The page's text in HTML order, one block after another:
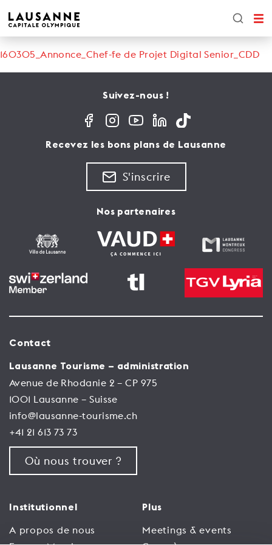
160305_Annonce_Chef-fe de Projet Digital Senior_CDD
Suivez-nous !
Recevez les bons plans de Lausanne
S'inscrire
Nos partenaires
Contact
Lausanne Tourisme – administration
Avenue de Rhodanie 2 – CP 975
1001 Lausanne – Suisse
info@lausanne-tourisme.ch
+41 21 613 73 73
Où nous trouver ?
Institutionnel
A propos de nous
Plus
Meetings & events